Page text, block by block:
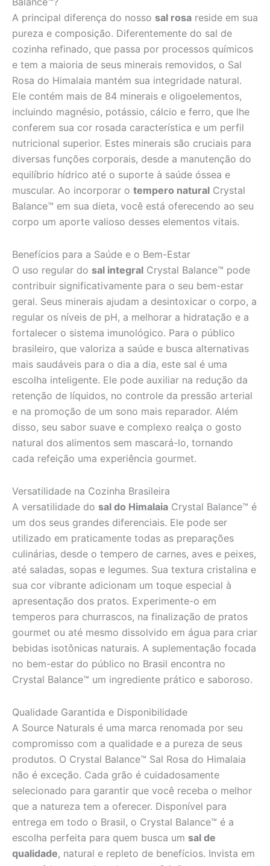
A principal diferença do nosso sal rosa reside em sua
pureza e composição. Diferentemente do sal de
cozinha refinado, que passa por processos químicos
e tem a maioria de seus minerais removidos, o Sal
Rosa do Himalaia mantém sua integridade natural.
Ele contém mais de 84 minerais e oligoelementos,
incluindo magnésio, potássio, cálcio e ferro, que lhe
conferem sua cor rosada característica e um perfil
nutricional superior. Estes minerais são cruciais para
diversas funções corporais, desde a manutenção do
equilíbrio hídrico até o suporte à saúde óssea e
muscular. Ao incorporar o tempero natural Crystal
Balance™ em sua dieta, você está oferecendo ao seu
corpo um aporte valioso desses elementos vitais.
Benefícios para a Saúde e o Bem-Estar
O uso regular do sal integral Crystal Balance™ pode
contribuir significativamente para o seu bem-estar
geral. Seus minerais ajudam a desintoxicar o corpo, a
regular os níveis de pH, a melhorar a hidratação e a
fortalecer o sistema imunológico. Para o público
brasileiro, que valoriza a saúde e busca alternativas
mais saudáveis para o dia a dia, este sal é uma
escolha inteligente. Ele pode auxiliar na redução da
retenção de líquidos, no controle da pressão arterial
e na promoção de um sono mais reparador. Além
disso, seu sabor suave e complexo realça o gosto
natural dos alimentos sem mascará-lo, tornando
cada refeição uma experiência gourmet.
Versatilidade na Cozinha Brasileira
A versatilidade do sal do Himalaia Crystal Balance™ é
um dos seus grandes diferenciais. Ele pode ser
utilizado em praticamente todas as preparações
culinárias, desde o tempero de carnes, aves e peixes,
até saladas, sopas e legumes. Sua textura cristalina e
sua cor vibrante adicionam um toque especial à
apresentação dos pratos. Experimente-o em
temperos para churrascos, na finalização de pratos
gourmet ou até mesmo dissolvido em água para criar
bebidas isotônicas naturais. A suplementação focada
no bem-estar do público no Brasil encontra no
Crystal Balance™ um ingrediente prático e saboroso.
Qualidade Garantida e Disponibilidade
A Source Naturals é uma marca renomada por seu
compromisso com a qualidade e a pureza de seus
produtos. O Crystal Balance™ Sal Rosa do Himalaia
não é exceção. Cada grão é cuidadosamente
selecionado para garantir que você receba o melhor
que a natureza tem a oferecer. Disponível para
entrega em todo o Brasil, o Crystal Balance™ é a
escolha perfeita para quem busca um sal de
qualidade, natural e repleto de benefícios. Invista em